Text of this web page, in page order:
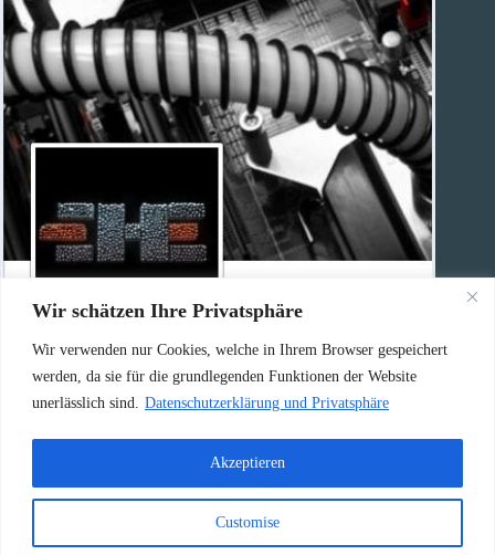
Wir schätzen Ihre Privatsphäre
Wir verwenden nur Cookies, welche in Ihrem Browser gespeichert
werden, da sie für die grundlegenden Funktionen der Website
unerlässlich sind.
Datenschutzerklärung und Privatsphäre
Customise
Akzeptieren
Haben Sie eine Frage?
0156 / 79630356
Oder schicken Sie eine E-Mail an:
info@highend-computer.de
Copyright © 2026 - Highend Computer GmbH